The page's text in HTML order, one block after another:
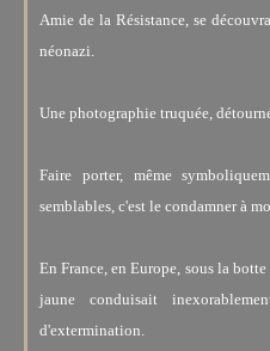
Amie de la Résistance, se
néonazi.
Une photographie truquée,
Faire porter, même
semblables, c'est le condamner à
En France, en Europe, sous la
jaune conduisait
d'extermination.